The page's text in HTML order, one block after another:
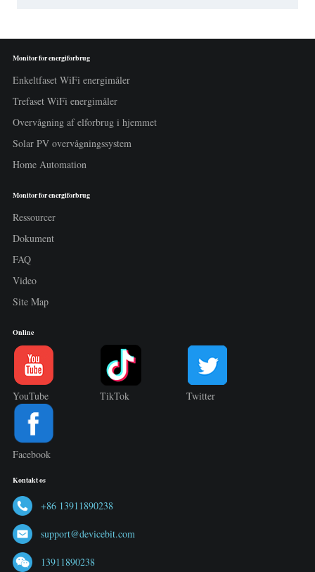
Monitor for energiforbrug
Enkeltfaset WiFi energimåler
Trefaset WiFi energimåler
Overvågning af elforbrug i hjemmet
Solar PV overvågningssystem
Home Automation
Monitor for energiforbrug
Ressourcer
Dokument
FAQ
Video
Site Map
Online
YouTube TikTok Twitter
Facebook
Kontakt os
+86 13911890238
support@devicebit.com
13911890238